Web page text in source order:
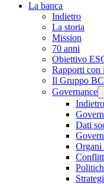
La banca
Indietro
La storia
Mission
70 anni
Obiettivo
Rapporti con
Il Gruppo
Governance
Indietro
Dati
Organi